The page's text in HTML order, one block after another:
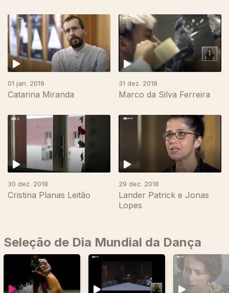
01 jan. 2019
Catarina Miranda
31 dez. 2018
Marco da Silva Ferreira
30 dez. 2018
Cristina Planas Leitão
29 dez. 2018
Lander Patrick e Jonas
Lopes
441622
Seleção de Dia Mundial da Dança